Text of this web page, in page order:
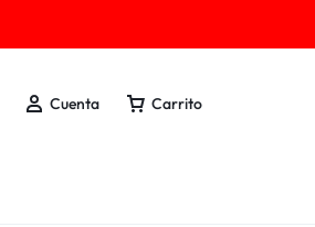
Cuenta Carrito